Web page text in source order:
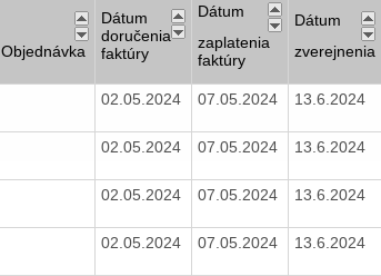
Objednávka
Dátum
doručenia
faktúry
Dátum
zaplatenia
faktúry
Dátum
zverejnenia
02.05.2024 07.05.2024 13.6.2024
02.05.2024 07.05.2024 13.6.2024
02.05.2024 07.05.2024 13.6.2024
02.05.2024 07.05.2024 13.6.2024